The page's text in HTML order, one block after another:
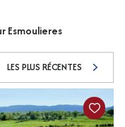
Esmoulieres
LES PLUS RÉCENTES